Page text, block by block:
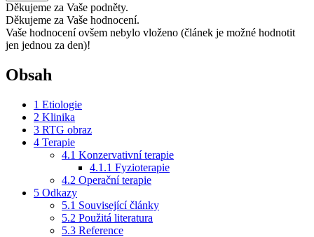
Děkujeme za Vaše podněty.
Děkujeme za Vaše hodnocení.
Vaše hodnocení ovšem nebylo vloženo (článek je možné hodnotit
jen jednou za den)!
Obsah
1 Etiologie
2 Klinika
3 RTG obraz
4 Terapie
4.1 Konzervativní terapie
4.1.1 Fyzioterapie
4.2 Operační terapie
5 Odkazy
5.1 Související články
5.2 Použitá literatura
5.3 Reference